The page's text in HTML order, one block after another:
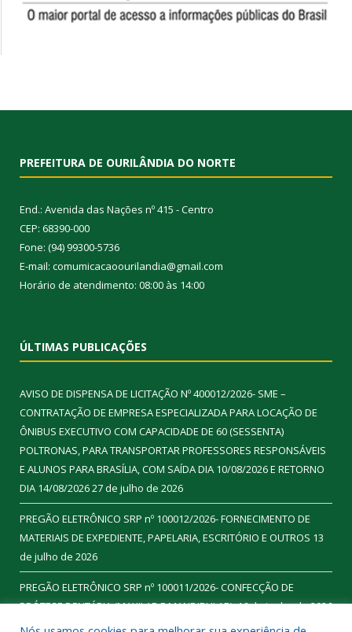
PREFEITURA DE OURILÂNDIA DO NORTE
End.: Avenida das Nações nº 415 - Centro
CEP: 68390-000
Fone: (94) 99300-5736
E-mail: comumicacaoourilandia@gmail.com
Horário de atendimento: 08:00 às 14:00
ÚLTIMAS PUBLICAÇÕES
AVISO DE DISPENSA DE LICITAÇÃO Nº 400012/2026- SME –
CONTRATAÇÃO DE EMPRESA ESPECIALIZADA PARA LOCAÇÃO DE
ÔNIBUS EXECUTIVO COM CAPACIDADE DE 60 (SESSENTA)
POLTRONAS, PARA TRANSPORTAR PROFESSORES RESPONSÁVEIS
E ALUNOS PARA BRASÍLIA, COM SAÍDA DIA 10/08/2026 E RETORNO
DIA 14/08/202627 de julho de 2026
PREGÃO ELETRÔNICO SRP nº 100012/2026- FORNECIMENTO DE
MATERIAIS DE EXPEDIENTE, PAPELARIA, ESCRITÓRIO E OUTROS 13
de julho de 2026
PREGÃO ELETRÔNICO SRP nº 100011/2026- CONFECÇÃO DE
PRÓTESE DENTÁRIA (MAXILAR E MANDIBULAR).16 de junho de 2026